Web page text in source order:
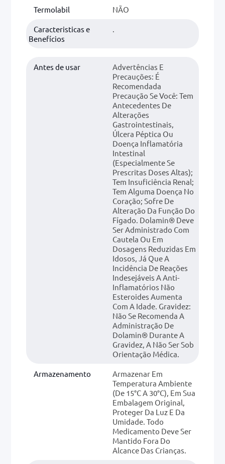
Termolabil NÃO
Caracteristicas e
Benefícios
Antes de usar
Advertências E
Precauções: É
Recomendada
Precaução Se Você: Tem
Antecedentes De
Alterações
Gastrointestinais,
Úlcera Péptica Ou
Doença Inflamatória
Intestinal
(especialmente Se
Prescritas Doses Altas);
Tem Insuficiência Renal;
Tem Alguma Doença No
Coração; Sofre De
Alteração Da Função Do
Fígado. Dolamin® Deve
Ser Administrado Com
Cautela Ou Em
Dosagens Reduzidas Em
Idosos, Já Que A
Incidência De Reações
Indesejáveis A Anti-
Inflamatórios Não
Esteroides Aumenta
Com A Idade. Gravidez:
Não Se Recomenda A
Administração De
Dolamin® Durante A
Gravidez, A Não Ser Sob
Orientação Médica.
Armazenamento
Armazenar Em
Temperatura Ambiente
(de 15°C A 30°C), Em Sua
Embalagem Original,
Proteger Da Luz E Da
Umidade. Todo
Medicamento Deve Ser
Mantido Fora Do
Alcance Das Crianças.